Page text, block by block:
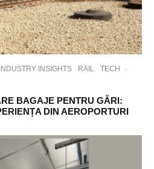
INSIGHTS RAIL TECH
·
BAGAJE PENTRU GĂRI:
DIN AEROPORTURI